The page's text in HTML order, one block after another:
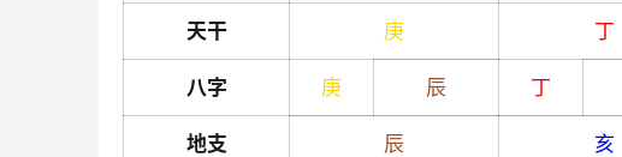
天干 庚 丁
八字 庚 辰 丁
地支 辰 亥